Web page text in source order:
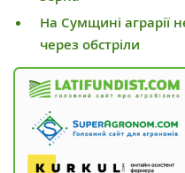
На Сумщині аграрії
через обстріли